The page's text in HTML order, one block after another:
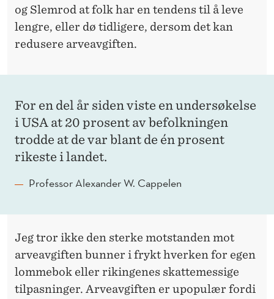
og Slemrod at folk har en tendens til å leve
lengre, eller dø tidligere, dersom det kan
redusere arveavgiften.
For en del år siden viste en undersøkelse
i USA at 20 prosent av befolkningen
trodde at de var blant de én prosent
rikeste i landet.
Professor Alexander W. Cappelen
Jeg tror ikke den sterke motstanden mot
arveavgiften bunner i frykt hverken for egen
lommebok eller rikingenes skattemessige
tilpasninger. Arveavgiften er upopulær fordi